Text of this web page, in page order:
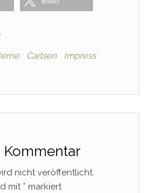
Carlsen
Impress
Kommentar
nicht veröffentlicht.
mit * markiert